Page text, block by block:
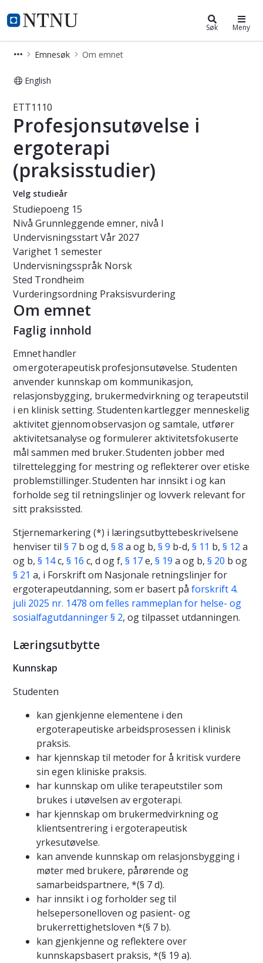
NTNU Hjemmeside
Studier Søk Meny
Emnesøk Om emnet
English
Emne - Profesjonsutøvelse i
ETT1110
Profesjonsutøvelse i
ergoterapi
(praksisstudier)
Velg studieår
Studiepoeng 15
Nivå Grunnleggende emner, nivå I
UndervisningsstartVår 2027
Varighet 1 semester
Undervisningsspråk Norsk
Sted Trondheim
Vurderingsordning Praksisvurdering
Om emnet
Faglig innhold
Emnet handler
om ergoterapeutisk profesjonsutøvelse. Studenten
anvender kunnskap om kommunikasjon,
relasjonsbygging, brukermedvirkning og terapeutstil
i en klinisk setting. Studenten kartlegger menneskelig
aktivitet gjennom observasjon og samtale, utfører
aktivitetsanalyse og formulerer aktivitetsfokuserte
mål sammen med bruker. Studenten jobber med
tilrettelegging for mestring og reflekterer over etiske
problemstillinger. Studenten har innsikt i og kan
forholde seg til retningslinjer og lovverk relevant for
sitt praksissted.
Stjernemarkering (*) i læringsutbyttebeskrivelsene
henviser til § 7 b og d, § 8 a og b, § 9 b-d, § 11 b, § 12 a
og b, § 14c, § 16 c, d og f, § 17e, § 19 a og b, § 20 b og
§ 21 a, i Forskrift om Nasjonale retningslinjer for
ergoterapeutdanning, som er basert på forskrift 4.
juli 2025 nr. 1478 om felles rammeplan for helse- og
sosialfagutdanninger § 2, og tilpasset utdanningen.
Læringsutbytte
Kunnskap
Studenten
kan gjenkjenne elementene i den
ergoterapeutiske arbeidsprosessen i klinisk
praksis.
har kjennskap til metoder for å kritisk vurdere
sin egen kliniske praksis.
har kunnskap om ulike terapeutstiler som
brukes i utøvelsen av ergoterapi.
har kjennskap om brukermedvirkning og
klientsentrering i ergoterapeutisk
yrkesutøvelse.
kan anvende kunnskap om relasjonsbygging i
møter med brukere, pårørende og
samarbeidspartnere, *(§ 7 d).
har innsikt i og forholder seg til
helsepersonelloven og pasient- og
brukerrettighetsloven *(§ 7 b).
kan gjenkjenne og reflektere over
kunnskapsbasert praksis, *(§ 19 a).